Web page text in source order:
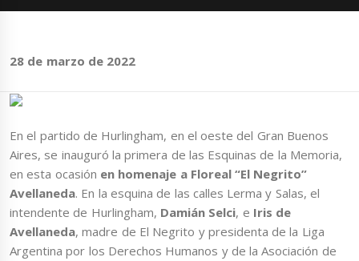
28 de marzo de 2022
En el partido de Hurlingham, en el oeste del Gran Buenos
Aires, se inauguró la primera de las Esquinas de la Memoria,
en esta ocasión en homenaje a Floreal “El Negrito”
Avellaneda. En la esquina de las calles Lerma y Salas, el
intendente de Hurlingham, Damián Selci, e Iris de
Avellaneda, madre de El Negrito y presidenta de la Liga
Argentina por los Derechos Humanos y de la Asociación de